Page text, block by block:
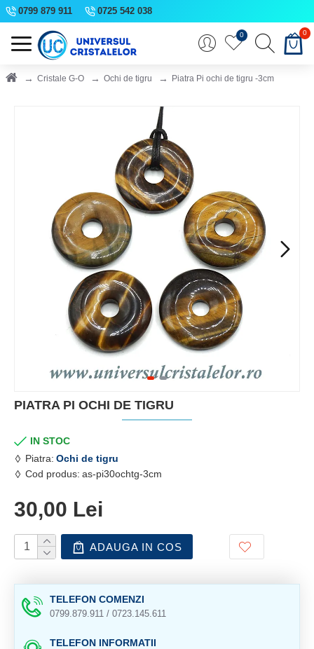
0799 879 911 0725 542 038
0 0
Cristale G-O Ochi de tigru Piatra Pi ochi de tigru -3cm
PIATRA PI OCHI DE TIGRU
IN STOC
Piatra: Ochi de tigru
Cod produs: as-pi30ochtg-3cm
30,00 Lei
ADAUGA IN COS
TELEFON COMENZI
0799.879.911 / 0723.145.611
TELEFON INFORMATII